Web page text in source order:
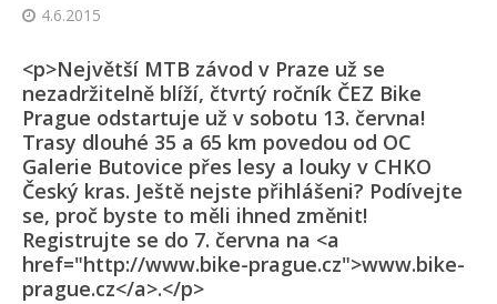
4.6.2015
<p>Největší MTB závod v Praze už se
nezadržitelně blíží, čtvrtý ročník ČEZ Bike
Prague odstartuje už v sobotu 13. června!
Trasy dlouhé 35 a 65 km povedou od OC
Galerie Butovice přes lesy a louky v CHKO
Český kras. Ještě nejste přihlášeni? Podívejte
se, proč byste to měli ihned změnit!
Registrujte se do 7. června na <a
href="http://www.bike-prague.cz">www.bike-
prague.cz</a>.</p>